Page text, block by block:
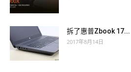
拆了惠普Zbook 17...
2017年8月14日